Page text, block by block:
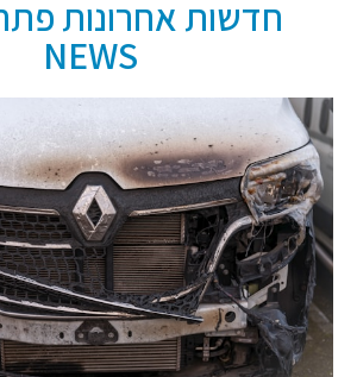
חדשות אחרונות
NEWS